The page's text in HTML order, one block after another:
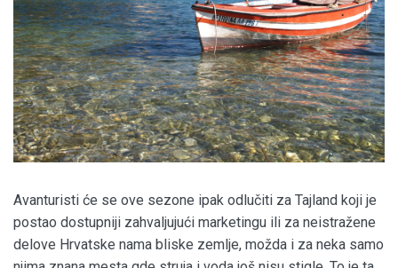
Avanturisti će se ove sezone ipak odlučiti za Tajland koji je
postao dostupniji zahvaljujući marketingu ili za neistražene
delove Hrvatske nama bliske zemlje, možda i za neka samo